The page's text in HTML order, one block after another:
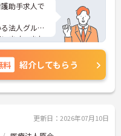
助手求人で
法人グルー
ます。また
、賞与は嬉
めオンオフ
。心機一転
れたい方に
る方はお気
料 紹介してもらう
更新日：2026年07月10日